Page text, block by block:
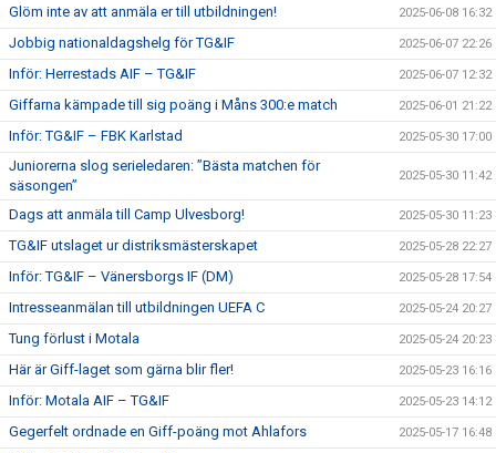
Glöm inte av att anmäla er till utbildningen! 2025-06-08 16:32
Jobbig nationaldagshelg för TG&IF 2025-06-07 22:26
Inför: Herrestads AIF – TG&IF 2025-06-07 12:32
Giffarna kämpade till sig poäng i Måns 300:e match 2025-06-01 21:22
Inför: TG&IF – FBK Karlstad 2025-05-30 17:00
Juniorerna slog serieledaren: ”Bästa matchen för
säsongen”
2025-05-30 11:42
Dags att anmäla till Camp Ulvesborg! 2025-05-30 11:23
TG&IF utslaget ur distriksmästerskapet 2025-05-28 22:27
Inför: TG&IF – Vänersborgs IF (DM) 2025-05-28 17:54
Intresseanmälan till utbildningen UEFA C 2025-05-24 20:27
Tung förlust i Motala 2025-05-24 20:23
Här är Giff-laget som gärna blir fler! 2025-05-23 16:16
Inför: Motala AIF – TG&IF 2025-05-23 14:12
Gegerfelt ordnade en Giff-poäng mot Ahlafors 2025-05-17 16:48